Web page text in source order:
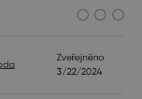
Zveřejněno
3/22/2024